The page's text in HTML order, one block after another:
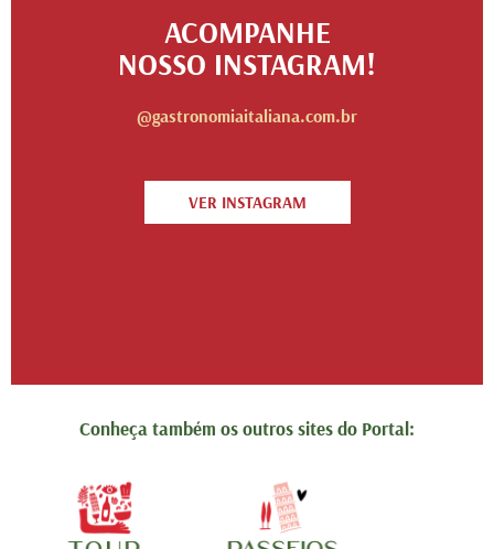
ACOMPANHE
NOSSO INSTAGRAM!
@gastronomiaitaliana.com.br
VER INSTAGRAM
Conheça também os outros sites do Portal: